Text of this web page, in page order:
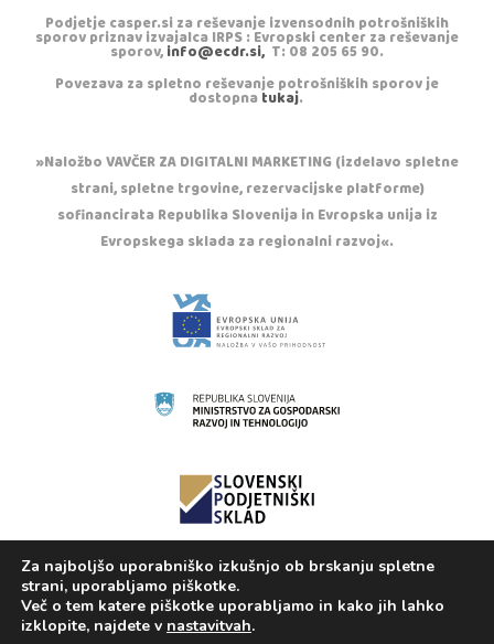
Podjetje casper.si za reševanje izvensodnih potrošniških
sporov priznav izvajalca IRPS : Evropski center za reševanje
sporov,info@ecdr.si, T: 08 205 65 90.
Povezava za spletno reševanje potrošniških sporov je
dostopnatukaj.
»Naložbo VAVČER ZA DIGITALNI MARKETING (izdelavo spletne
strani, spletne trgovine, rezervacijske platforme)
sofinancirata Republika Slovenija in Evropska unija iz
Evropskega sklada za regionalni razvoj«.
Copyright © 2020 Otroška trgovina Casper. Vse
pravice pridržane.
Za najboljšo uporabniško izkušnjo ob brskanju spletne
strani, uporabljamo piškotke.
Več o tem katere piškotke uporabljamo in kako jih lahko
izklopite, najdete v nastavitvah.